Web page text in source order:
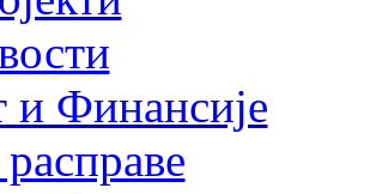
и Финансије